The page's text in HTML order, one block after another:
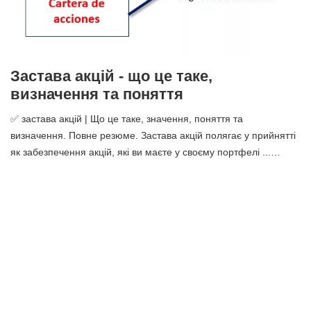
Застава акцій - що це таке,
визначення та поняття
✅ застава акцій | Що це таке, значення, поняття та
визначення. Повне резюме. Застава акцій полягає у прийнятті
як забезпечення акцій, які ви маєте у своєму портфелі ...…